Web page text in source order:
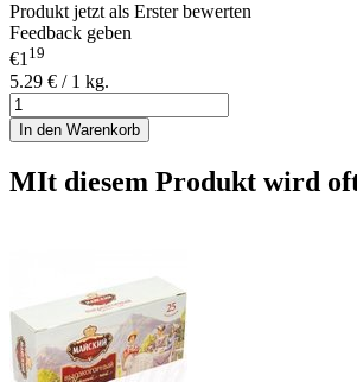
Produkt jetzt als Erster bewerten
Feedback geben
€119
5.29 € / 1 kg.
In den Warenkorb
MIt diesem Produkt wird